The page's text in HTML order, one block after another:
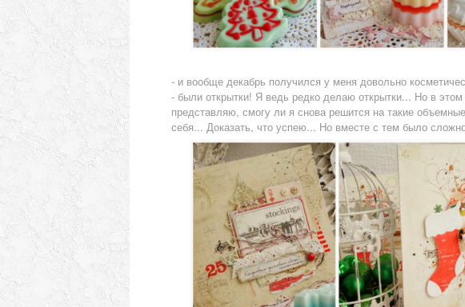
- и вообще декабрь получился у меня довольно
- были открытки! Я ведь редко делаю открытки... Но в
представляю, смогу ли я снова решится на такие
себя... Доказать, что успею... Но вместе с тем было